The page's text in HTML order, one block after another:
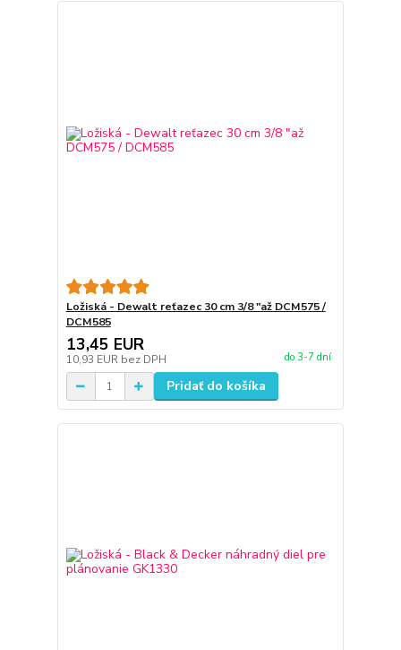
Ložiská - Dewalt reťazec 30 cm 3/8 "až DCM575 /
DCM585
13,45 EUR
10,93 EUR bez DPH do 3-7 dní
Pridať do košíka